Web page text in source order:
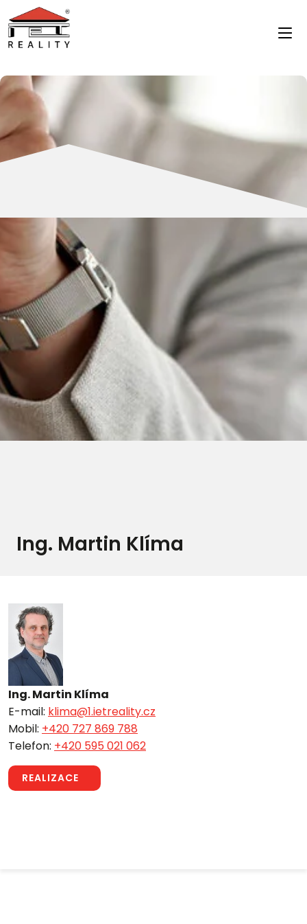
Ing. Martin Klíma
Ing. Martin Klíma
E-mail: klima@1.ietreality.cz
Mobil: +420 727 869 788
Telefon: +420 595 021 062
REALIZACE